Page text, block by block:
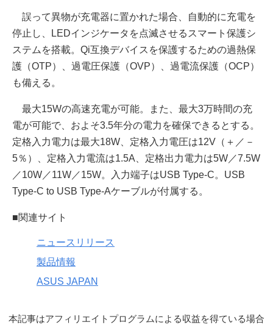
誤って異物が充電器に置かれた場合、自動的に充電を
停止し、LEDインジケータを点滅させるスマート保護シ
ステムを搭載。Qi互換デバイスを保護するための過熱保
護（OTP）、過電圧保護（OVP）、過電流保護（OCP）
も備える。
最大15Wの高速充電が可能。また、最大3万時間の充
電が可能で、およそ3.5年分の電力を確保できるとする。
定格入力電力は最大18W、定格入力電圧は12V（＋／－
5％）、定格入力電流は1.5A、定格出力電力は5W／7.5W
／10W／11W／15W。入力端子はUSB Type-C。USB
Type-C to USB Type-Aケーブルが付属する。
■関連サイト
ニュースリリース
製品情報
ASUS JAPAN
本記事はアフィリエイトプログラムによる収益を得ている場合